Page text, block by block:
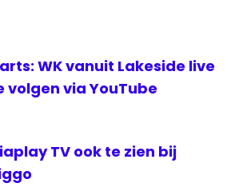
WK vanuit Lakeside live
volgen via YouTube
TV ook te zien bij